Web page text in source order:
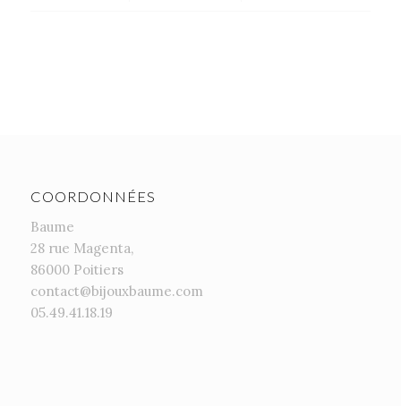
COORDONNÉES
Baume
28 rue Magenta,
86000 Poitiers
contact@bijouxbaume.com
05.49.41.18.19